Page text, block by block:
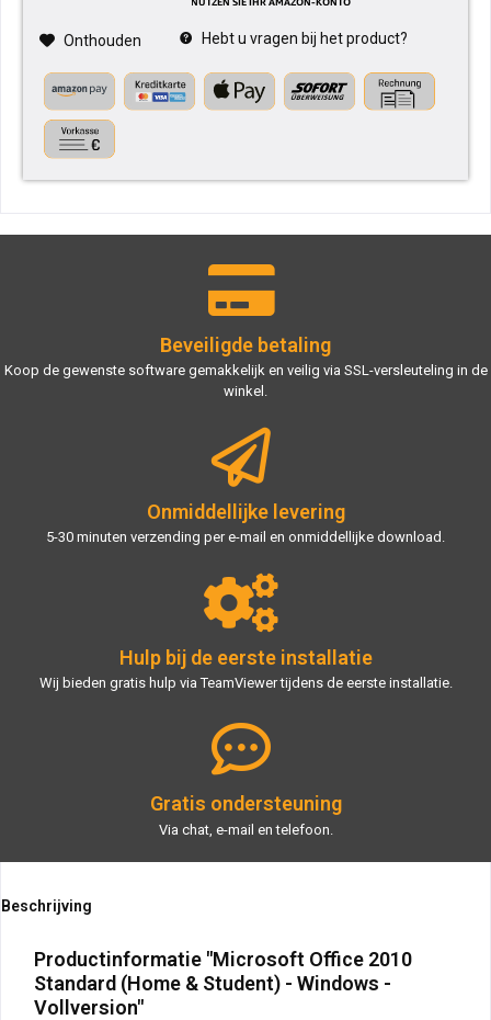
Onthouden Hebt u vragen bij het product?
Beveiligde betaling
Koop de gewenste software gemakkelijk en veilig via SSL-versleuteling in de
winkel.
Onmiddellijke levering
5-30 minuten verzending per e-mail en onmiddellijke download.
Hulp bij de eerste installatie
Wij bieden gratis hulp via TeamViewer tijdens de eerste installatie.
Gratis ondersteuning
Via chat, e-mail en telefoon.
Beschrijving
Productinformatie "Microsoft Office 2010
Standard (Home & Student) - Windows -
Vollversion"